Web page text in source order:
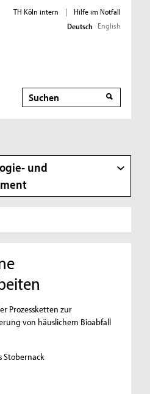
TH Köln intern |
Hilfe im Notfall
Deutsch English
Suche
Suche
und
Prozessketten zur
von häuslichem Bioabfall
Stobernack